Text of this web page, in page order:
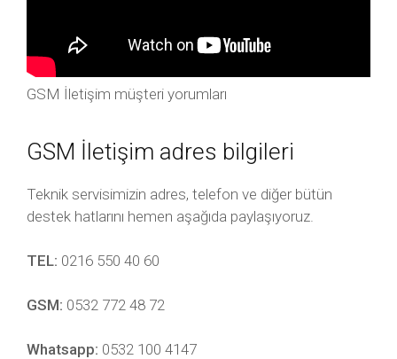
GSM İletişim müşteri yorumları
GSM İletişim adres bilgileri
Teknik servisimizin adres, telefon ve diğer bütün
destek hatlarını hemen aşağıda paylaşıyoruz.
TEL: 0216 550 40 60
GSM: 0532 772 48 72
Whatsapp: 0532 100 4147